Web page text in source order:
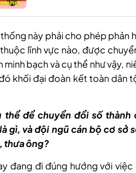
này phải cho phép phản
lĩnh vực nào, được
bạch và cụ thể như vậy,
khối đại đoàn kết toàn dân
thể để chuyển đổi số thành
gì, và đội ngũ cán bộ cơ sở
thưa ông?
đang đi đúng hướng với